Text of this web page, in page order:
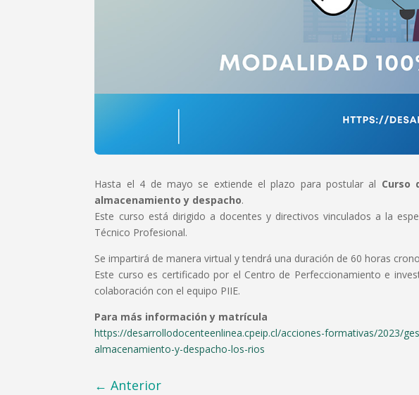
Hasta el 4 de mayo se extiende el plazo para postular al Curso
almacenamiento y despacho.
Este curso está dirigido a docentes y directivos vinculados a la
Técnico Profesional.
Se impartirá de manera virtual y tendrá una duración de 60 horas
Este curso es certificado por el Centro de Perfeccionamiento e
colaboración con el equipo PIIE.
Para más información y matrícula
https://desarrollodocenteenlinea.cpeip.cl/acciones-formativas/2023/
almacenamiento-y-despacho-los-rios
←Anterior